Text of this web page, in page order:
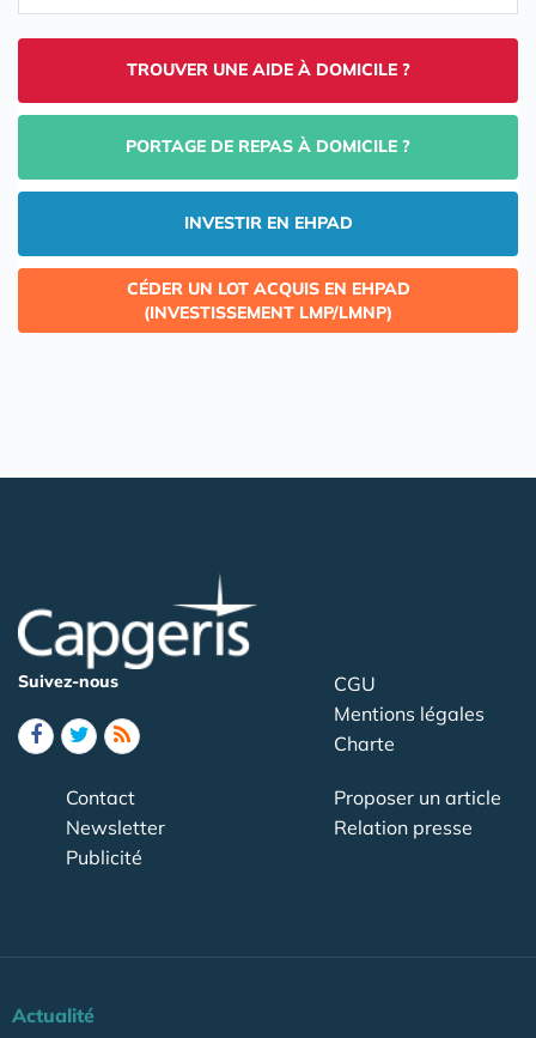
TROUVER UNE AIDE À DOMICILE ?
PORTAGE DE REPAS À DOMICILE ?
INVESTIR EN EHPAD
CÉDER UN LOT ACQUIS EN EHPAD
(INVESTISSEMENT LMP/LMNP)
Suivez-nous
CGU
Mentions légales
Charte
Contact
Newsletter
Publicité
Proposer un article
Relation presse
Actualité